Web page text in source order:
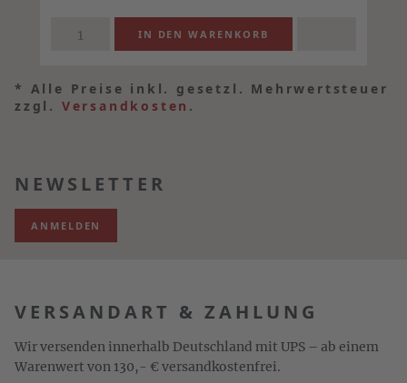
* Alle Preise inkl. gesetzl. Mehrwertsteuer
zzgl. Versandkosten .
NEWSLETTER
ANMELDEN
VERSANDART & ZAHLUNG
Wir versenden innerhalb Deutschland mit UPS – ab einem
Warenwert von 130,- € versandkostenfrei.